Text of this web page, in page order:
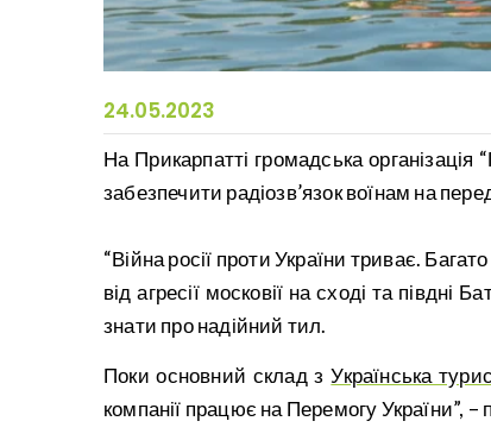
24.05.2023
На Прикарпатті громадська
забезпечити радіозв’язок воїнам на
“Війна росії проти України триває.
від агресії московії на сході та
знати про надійний тил.
Поки основний склад зУкраїнська
компанії працює на Перемогу України”,